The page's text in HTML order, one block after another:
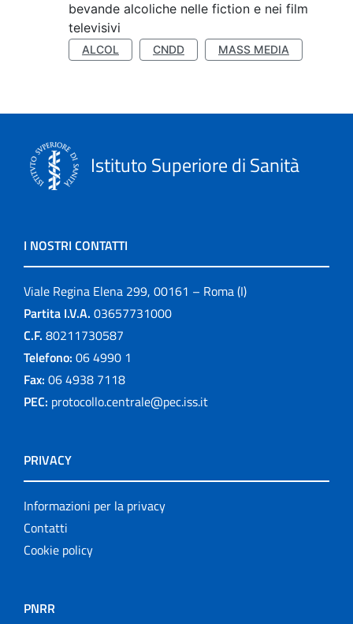
bevande alcoliche nelle fiction e nei film
televisivi
ALCOL CNDD MASS MEDIA
Istituto Superiore di Sanità
I NOSTRI CONTATTI
Viale Regina Elena 299, 00161 – Roma (I)
Partita I.V.A. 03657731000
C.F. 80211730587
Telefono: 06 4990 1
Fax: 06 4938 7118
PEC: protocollo.centrale@pec.iss.it
PRIVACY
Informazioni per la privacy
Contatti
Cookie policy
PNRR